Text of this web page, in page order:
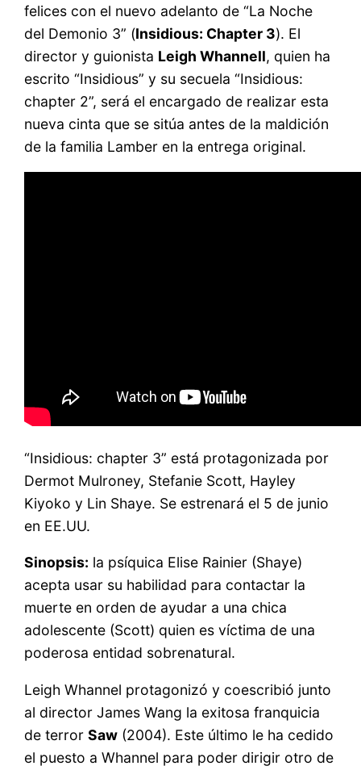
felices con el nuevo adelanto de “La Noche
del Demonio 3” (Insidious: Chapter 3). El
director y guionista Leigh Whannell, quien ha
escrito “Insidious” y su secuela “Insidious:
chapter 2”, será el encargado de realizar esta
nueva cinta que se sitúa antes de la maldición
de la familia Lamber en la entrega original.
“Insidious: chapter 3” está protagonizada por
Dermot Mulroney, Stefanie Scott, Hayley
Kiyoko y Lin Shaye. Se estrenará el 5 de junio
en EE.UU.
Sinopsis: la psíquica Elise Rainier (Shaye)
acepta usar su habilidad para contactar la
muerte en orden de ayudar a una chica
adolescente (Scott) quien es víctima de una
poderosa entidad sobrenatural.
Leigh Whannel protagonizó y coescribió junto
al director James Wang la exitosa franquicia
de terrorSaw (2004). Este último le ha cedido
el puesto a Whannel para poder dirigir otro de